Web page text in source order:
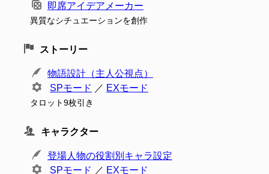
即席アイデアメーカー
異質なシチュエーションを創作
ストーリー
物語設計（主人公視点）
SPモード ／ EXモード
タロット9枚引き
キャラクター
登場人物の役割別キャラ設定
SPモード ／ EXモード